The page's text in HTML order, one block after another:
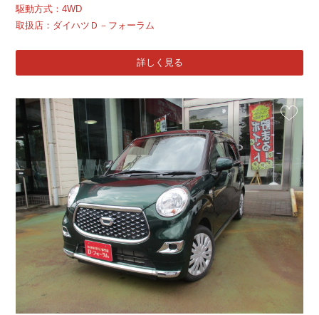
駆動方式：4WD
取扱店：ダイハツＤ－フォーラム
詳しく見る
お気に